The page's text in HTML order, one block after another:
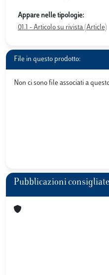
Appare nelle tipologie:
01.1 - Articolo su rivista (Article)
File in questo prodotto:
Non ci sono file associati a
Pubblicazioni consigliate